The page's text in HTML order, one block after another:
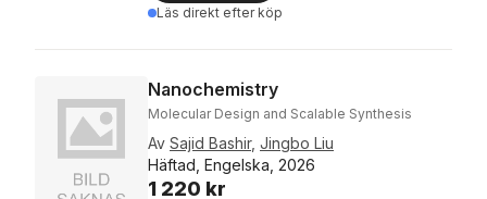
Läs direkt efter köp
Nanochemistry
Molecular Design and Scalable Synthesis
Av Sajid Bashir, Jingbo Liu
Häftad, Engelska, 2026
1 220 kr